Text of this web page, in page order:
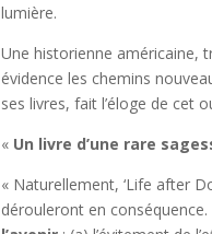
lumière.
Une historienne américaine,
évidence les chemins
ses livres, fait l’éloge de cet
« Un livre d’une rare
« Naturellement, ‘Life after
dérouleront en